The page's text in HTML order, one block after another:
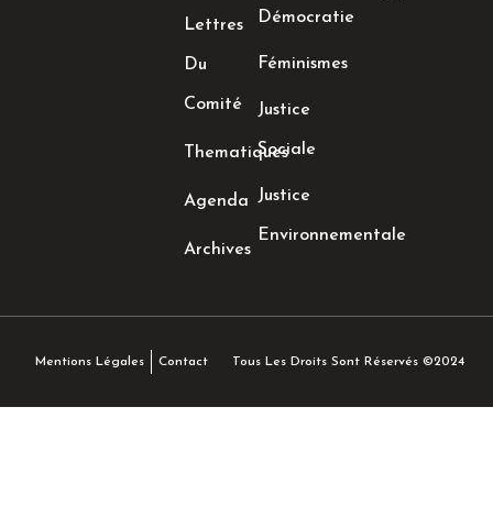
Lettres
Du
Comité
Thematiques
Agenda
Archives
Démocratie
Féminismes
Justice
Sociale
Justice
Environnementale
Mentions Légales Contact Tous Les Droits Sont Réservés ©2024